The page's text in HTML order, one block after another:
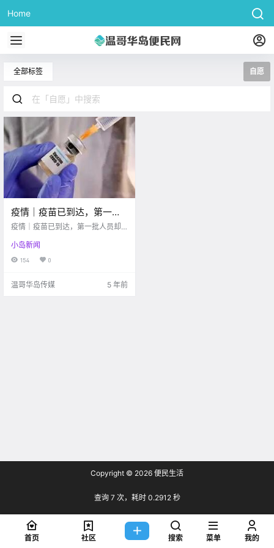
Home
全部标签 自愿
疫情｜疫苗已到达，第一批
人员却犹豫接种？经济学家
$1000！！
疫情｜疫苗已到达，第一批人员却
种即获$1000！！
小岛新闻
154 0
温哥华岛传媒 5 年前
Copyright © 2026 便民生活
查询 7 次，耗时 0.2912 秒
首页 社区 搜索 菜单 我的